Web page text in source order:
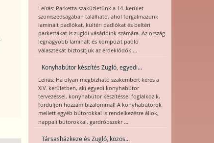
Leírás: Parketta szaküzletünk a 14. kerület
szomszédságában található, ahol forgalmazunk
laminált padlókat, kültéri padlókat és beltéri
parkettákat is zuglói vásárlóink számára. Az ország
legnagyobb laminált és kompozit padló
választékát biztosítjuk az érdeklődők ...
Konyhabútor készítés Zugló, egyedi...
Leírás: Ha olyan megbízható szakembert keres a
XIV. kerületben, aki egyedi konyhabútor
tervezéssel, konyhabútor készítéssel foglalkozik,
forduljon hozzám bizalommal! A konyhabútorok
mellett egyéb bútorokkal is rendelkezésre állok,
nappali bútorokkal, gardróbszekr...
Társasházkezelés Zugló, közös...